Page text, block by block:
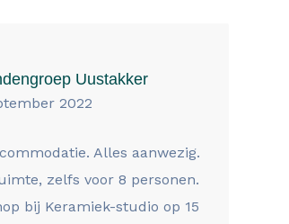
Uustakker
2022
Alles aanwezig.
zelfs voor 8 personen.
bij Keramiek-studio op 15